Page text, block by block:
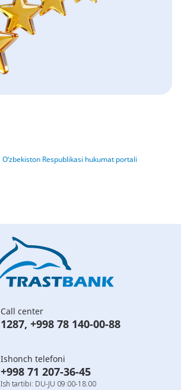
O‘zbekiston Respublikasi hukumat portali
Call center
1287, +998 78 140-00-88
Ishonch telefoni
+998 71 207-36-45
Ish tartibi: DU-JU 09:00-18:00